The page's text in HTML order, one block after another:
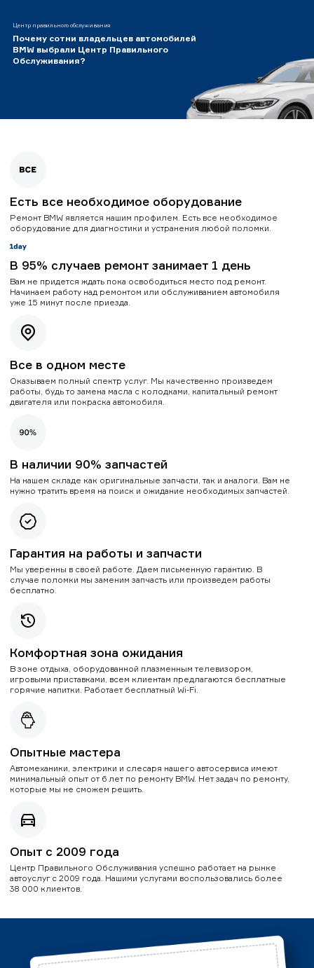
Центр правильного обслуживания
Почему сотни владельцев автомобилей
BMW выбрали Центр Правильного
Обслуживания?
Есть все необходимое оборудование
Ремонт BMW является нашим профилем. Есть все необходимое
оборудование для диагностики и устранения любой поломки.
В 95% случаев ремонт занимает 1 день
Вам не придется ждать пока освободиться место под ремонт.
Начинаем работу над ремонтом или обслуживанием автомобиля
уже 15 минут после приезда.
Все в одном месте
Оказываем полный спектр услуг. Мы качественно произведем
работы, будь то замена масла с колодками, капитальный ремонт
двигателя или покраска автомобиля.
В наличии 90% запчастей
На нашем складе как оригинальные запчасти, так и аналоги. Вам не
нужно тратить время на поиск и ожидание необходимых запчастей.
Гарантия на работы и запчасти
Мы уверенны в своей работе. Даем письменную гарантию. В
случае поломки мы заменим запчасть или произведем работы
бесплатно.
Комфортная зона ожидания
В зоне отдыха, оборудованной плазменным телевизором,
игровыми приставками, всем клиентам предлагаются бесплатные
горячие напитки. Работает бесплатный Wi-Fi.
Опытные мастера
Автомеханики, электрики и слесаря нашего автосервиса имеют
минимальный опыт от 6 лет по ремонту BMW. Нет задач по ремонту,
которые мы не сможем решить.
Опыт с 2009 года
Центр Правильного Обслуживания успешно работает на рынке
автоуслуг с 2009 года. Нашими услугами воспользовались более
38 000 клиентов.